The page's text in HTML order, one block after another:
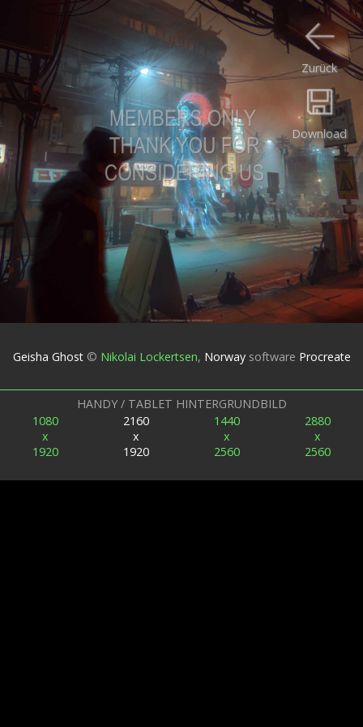
Download
Zurück
Geisha Ghost© Nikolai Lockertsen, Norwaysoftware Procreate
HANDY / TABLET HINTERGRUNDBILD
1080
x
1920
2160
x
1920
1440
x
2560
2880
x
2560